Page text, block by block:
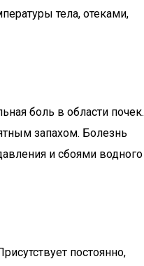
тела, отеками,
боль в области почек.
запахом. Болезнь
и сбоями водного
постоянно,